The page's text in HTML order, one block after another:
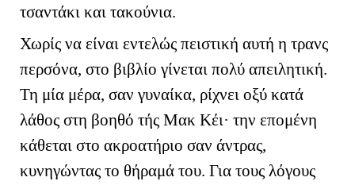
τσαντάκι και τακούνια.
Χωρίς να είναι εντελώς πειστική αυτή η τρανς
περσόνα, στο βιβλίο γίνεται πολύ απειλητική.
Τη μία μέρα, σαν γυναίκα, ρίχνει οξύ κατά
λάθος στη βοηθό τής Μακ Κέι· την επομένη
κάθεται στο ακροατήριο σαν άντρας,
κυνηγώντας το θήραμά του. Για τους λόγους